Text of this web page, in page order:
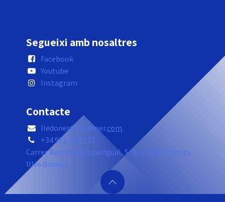
Segueixi amb nosaltres
Facebook
Youtube
Instagram
Contacte
lledoner@lledoner.com
+34 971 58 22 23
Carrer Bartomeu Amengual, S/N, 07200 Felanitx,
Illes Balears